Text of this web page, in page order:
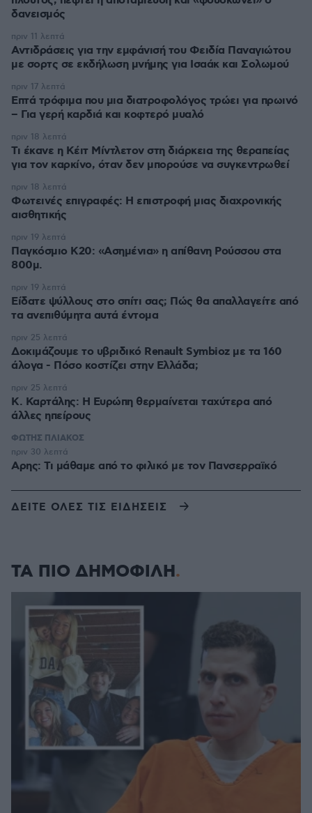
δανεισμός
Αντιδράσεις για την εμφάνισή του Φειδία Παναγιώτου
με σορτς σε εκδήλωση μνήμης για Ισαάκ και Σολωμού
πριν 11 λεπτά
Επτά τρόφιμα που μια διατροφολόγος τρώει για πρωινό
– Για γερή καρδιά και κοφτερό μυαλό
πριν 17 λεπτά
Τι έκανε η Κέιτ Μίντλετον στη διάρκεια της θεραπείας
για τον καρκίνο, όταν δεν μπορούσε να συγκεντρωθεί
πριν 18 λεπτά
Φωτεινές επιγραφές: Η επιστροφή μιας διαχρονικής
αισθητικής
πριν 18 λεπτά
Παγκόσμιο Κ20: «Ασημένια» η απίθανη Ρούσσου στα
800μ.
πριν 19 λεπτά
Είδατε ψύλλους στο σπίτι σας; Πώς θα απαλλαγείτε από
τα ανεπιθύμητα αυτά έντομα
πριν 19 λεπτά
Δοκιμάζουμε το υβριδικό Renault Symbioz με τα 160
άλογα - Πόσο κοστίζει στην Ελλάδα;
πριν 25 λεπτά
Κ. Καρτάλης: Η Ευρώπη θερμαίνεται ταχύτερα από
άλλες ηπείρους
πριν 25 λεπτά
ΦΩΤΗΣ ΠΛΙΑΚΟΣ
Αρης: Τι μάθαμε από το φιλικό με τον Πανσερραϊκό
πριν 30 λεπτά
ΔΕΙΤΕ ΟΛΕΣ ΤΙΣ ΕΙΔΗΣΕΙΣ
ΤΑ ΠΙΟ ΔΗΜΟΦΙΛΗ